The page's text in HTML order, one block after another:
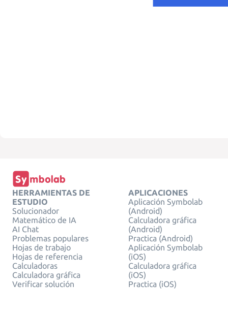
HERRAMIENTAS DE
ESTUDIO
Solucionador
Matemático de IA
AI Chat
Problemas populares
Hojas de trabajo
Hojas de referencia
Calculadoras
Calculadora gráfica
Verificar solución
APLICACIONES
Aplicación Symbolab
(Android)
Calculadora gráfica
(Android)
Practica (Android)
Aplicación Symbolab
(iOS)
Calculadora gráfica
(iOS)
Practica (iOS)